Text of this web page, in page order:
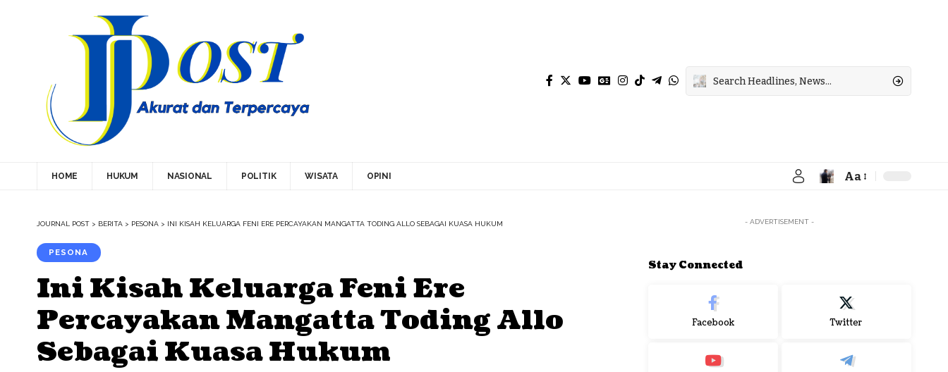
HOME HUKUM NASIONAL POLITIK WISATA OPINI
Font
Aa
JOURNAL POST > BERITA > PESONA > INI KISAH KELUARGA FENI ERE PERCAYAKAN MANGATTA TODING ALLO SEBAGAI KUASA HUKUM
PESONA
Ini Kisah Keluarga Feni Ere
Percayakan Mangatta Toding Allo
Sebagai Kuasa Hukum
- ADVERTISEMENT -
Stay Connected
Facebook Twitter